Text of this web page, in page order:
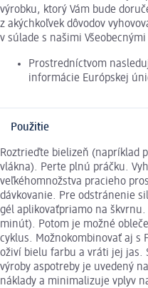
výrobku, ktorý Vám bude
z akýchkoľvek dôvodov
v súlade s našimi
Prostredníctvom
informácie Európskej
Použitie
Roztrieďte bielizeň (napríklad
vlákna). Perte plnú práčku.
veľkéhomnožstva pracieho
dávkovanie. Pre odstránenie
gél aplikovaťpriamo na
minút). Potom je možné
cyklus. Možnokombinovať aj s
oživí bielu farbu a vráti jej jas.
výroby aspotreby je uvedený
náklady a minimalizuje vplyv